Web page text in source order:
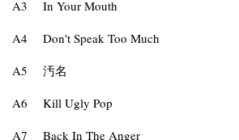
A3
In Your Mouth
A4
Don't Speak Too Much
A5
汚名
A6
Kill Ugly Pop
A7
Back In The Anger